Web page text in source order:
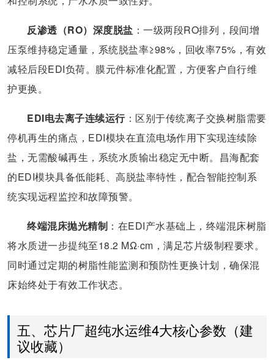
反渗透（RO）深度脱盐 ：一级两段RO排列，段间增
压泵维持稳定通量，系统脱盐率≥98%，回收率75%，有效
减轻后段EDI负荷。膜元件标准化配置，方便客户自行维
护更换。
EDI电去离子连续运行：区别于传统离子交换树脂需要
停机再生的痛点，EDI模块在直流电场作用下实现连续除
盐，无需酸碱再生，系统水质输出稳定无中断。昌海配套
的EDI模块具备低能耗、高脱盐率特性，配合智能控制系
统实现远程监控和故障预警。
终端混床抛光精制 ：在EDI产水基础上，终端混床树脂
将水质进一步提纯至18.2 MΩ·cm，满足芯片级制程要求。
同时通过定期的树脂性能监测和预防性更换计划，确保混
床始终处于有效工作状态。
五、芯片厂超纯水运维4大核心参数（建
议收藏）